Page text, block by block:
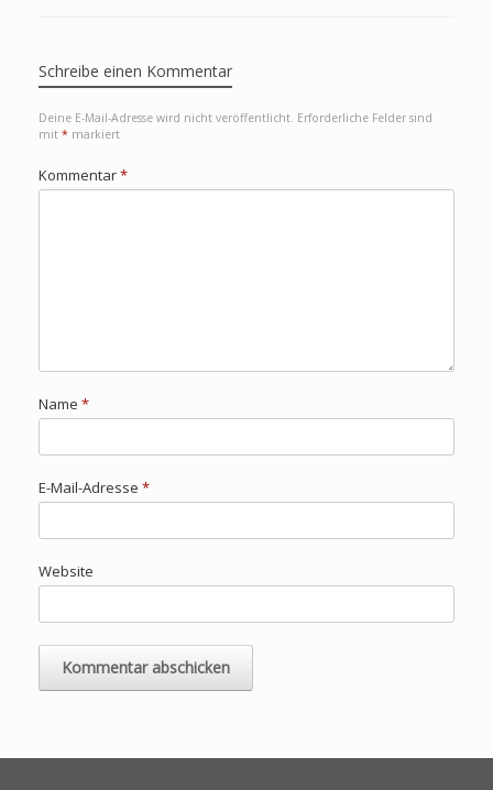
Schreibe einen Kommentar
Deine E-Mail-Adresse wird nicht veröffentlicht. Erforderliche Felder sind
mit * markiert
Kommentar*
Name *
E-Mail-Adresse *
Website